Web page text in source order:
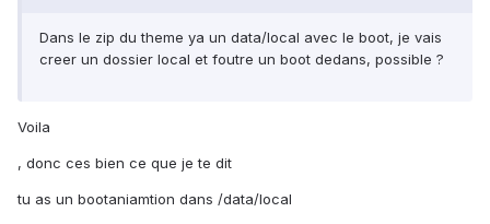
Dans le zip du theme ya un data/local avec le boot, je vais
creer un dossier local et foutre un boot dedans, possible ?
Voila
, donc ces bien ce que je te dit
tu as un bootaniamtion dans /data/local